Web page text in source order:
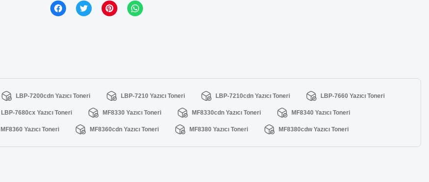
LBP-7200cdn Yazıcı Toneri LBP-7210 Yazıcı Toneri LBP-7210cdn Yazıcı Toneri LBP-7660 Yazıcı Toneri
LBP-7680cx Yazıcı Toneri MF8330 Yazıcı Toneri MF8330cdn Yazıcı Toneri MF8340 Yazıcı Toneri
MF8360 Yazıcı Toneri MF8360cdn Yazıcı Toneri MF8380 Yazıcı Toneri MF8380cdw Yazıcı Toneri